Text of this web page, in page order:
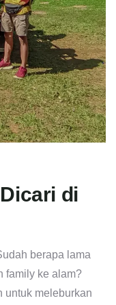
di
berapa lama
family ke alam?
untuk meleburkan